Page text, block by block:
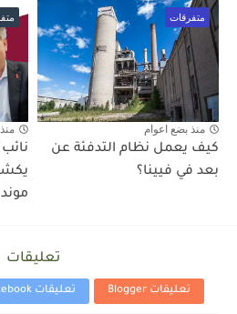
متفرقات
منذ بضع اعوام
كيف يعمل نظام التدفئة عن
بعد في فيينا؟
تعليقات
تعليقات Blogger تعليقات Facebook